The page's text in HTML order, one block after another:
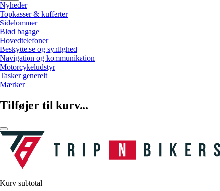
Nyheder
Topkasser & kufferter
Sidelommer
Blød bagage
Hovedtelefoner
Beskyttelse og synlighed
Navigation og kommunikation
Motorcykeludstyr
Tasker generelt
Mærker
Tilføjer til kurv...
Kurv subtotal